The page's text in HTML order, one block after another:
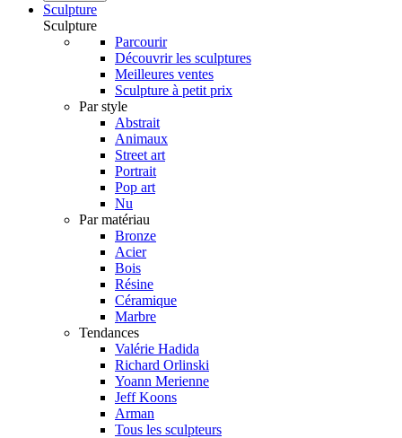
Sculpture
Sculpture
Parcourir
Découvrir les sculptures
Meilleures ventes
Sculpture à petit prix
Par style
Abstrait
Animaux
Street art
Portrait
Pop art
Nu
Par matériau
Bronze
Acier
Bois
Résine
Céramique
Marbre
Tendances
Valérie Hadida
Richard Orlinski
Yoann Merienne
Jeff Koons
Arman
Tous les sculpteurs